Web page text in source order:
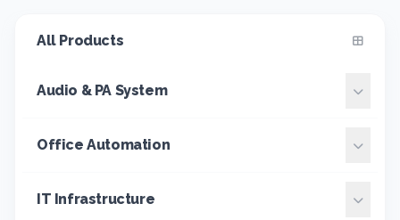
All Products
Audio & PA System
Office Automation
IT Infrastructure